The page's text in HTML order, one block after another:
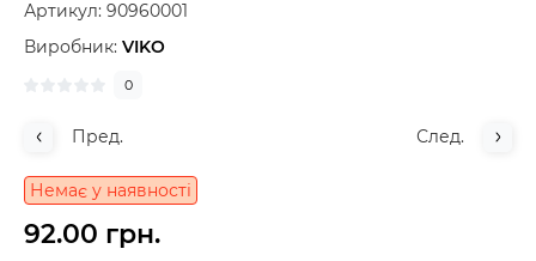
Артикул: 90960001
Виробник: VIKO
0
Пред. След.
Немає у наявності
92.00 грн.